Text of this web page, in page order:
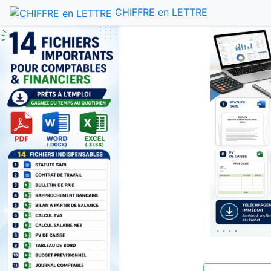
CHIFFRE en LETTRE